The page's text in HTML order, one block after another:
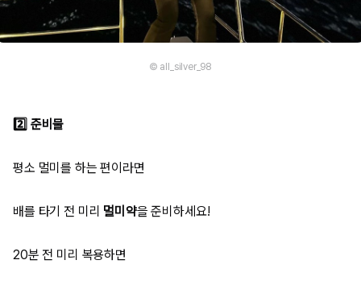
© all_silver_98
2️⃣ 준비물
평소 멀미를 하는 편이라면
배를 타기 전 미리 멀미약을 준비하세요!
20분 전 미리 복용하면